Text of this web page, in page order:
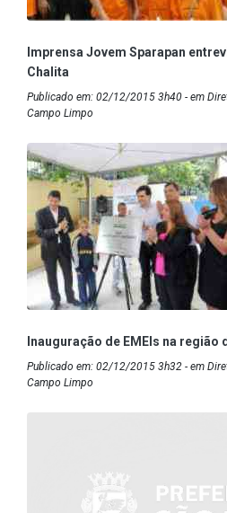
Imprensa Jovem Sparapan
Chalita
Publicado em: 02/12/2015 3h40 - em
Campo Limpo
Inauguração de EMEIs na região
Publicado em: 02/12/2015 3h32 - em
Campo Limpo